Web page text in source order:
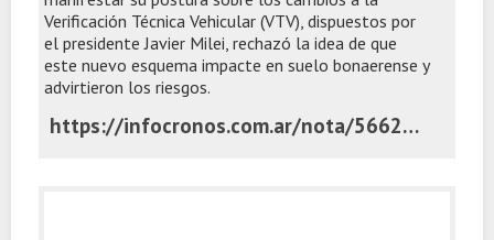
Verificación Técnica Vehicular (VTV), dispuestos por
el presidente Javier Milei, rechazó la idea de que
este nuevo esquema impacte en suelo bonaerense y
advirtieron los riesgos.
https://infocronos.com.ar/nota/56626/el-gobierno-bonaerense-reitero-su-postura-frente-a-los-cambios-de-milei-a-la-vtv-y-advirtio-por-riesgos/